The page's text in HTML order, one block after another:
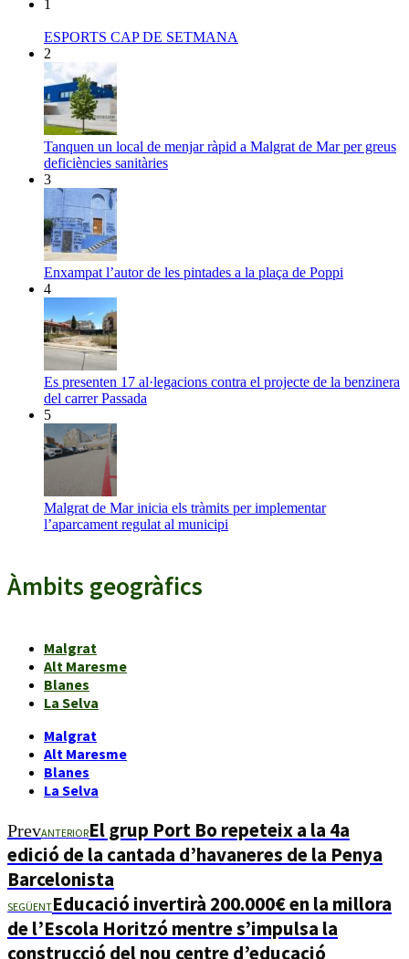
1
ESPORTS CAP DE SETMANA
2
Tanquen un local de menjar ràpid a Malgrat de Mar per greus
deficiències sanitàries
3
Enxampat l’autor de les pintades a la plaça de Poppi
4
Es presenten 17 al·legacions contra el projecte de la benzinera
del carrer Passada
5
Malgrat de Mar inicia els tràmits per implementar
l’aparcament regulat al municipi
Àmbits geogràfics
Malgrat
Alt Maresme
Blanes
La Selva
Malgrat
Alt Maresme
Blanes
La Selva
PrevANTERIOREl grup Port Bo repeteix a la 4a
edició de la cantada d’havaneres de la Penya
Barcelonista
SEGÜENTEducació invertirà 200.000€ en la millora
de l’Escola Horitzó mentre s’impulsa la
construcció del nou centre d’educació